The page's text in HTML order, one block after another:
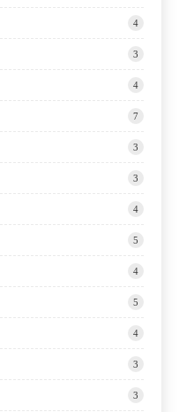
4
3
4
7
3
3
4
5
4
5
4
3
3